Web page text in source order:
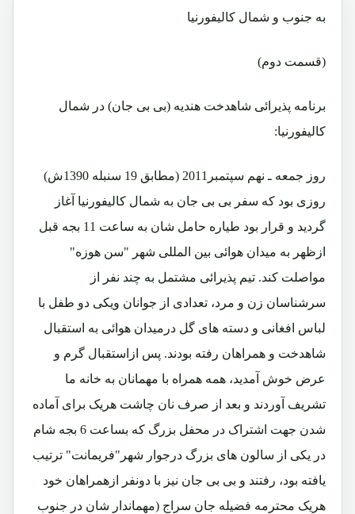
به جنوب و شمال کالیفورنیا
(قسمت دوم)
برنامه پذیرائی شاهدخت هندیه (بی بی جان) در شمال
کالیفورنیا:
روز جمعه ـ نهم سپتمبر2011 (مطابق 19 سنبله 1390ش)
روزی بود که سفر بی بی جان به شمال کالیفورنیا آغاز
گردید و قرار بود طیاره حامل شان به ساعت 11 بجه قبل
ازظهر به میدان هوائی بین المللی شهر "سن هوزه"
مواصلت کند. تیم پذیرائی مشتمل به چند نفر از
سرشناسان زن و مرد، تعدادی از جوانان ویکی دو طفل با
لباس افغانی و دسته های گل درمیدان هوائی به استقبال
شاهدخت و همراهان رفته بودند. پس ازاستقبال گرم و
عرض خوش آمدید، همه همراه با مهمانان به خانه ما
تشریف آوردند و بعد از صرف نان چاشت هریک برای آماده
شدن جهت اشتراک در محفل بزرگ که بساعت 6 بجه شام
در یکی از سالون های بزرگ درجوار شهر"فریمانت" ترتیب
یافته بود، رفتند و بی بی جان نیز با دونفر ازهمراهان خود
هریک محترمه فضیله جان سراج (مهماندار شان در جنوب